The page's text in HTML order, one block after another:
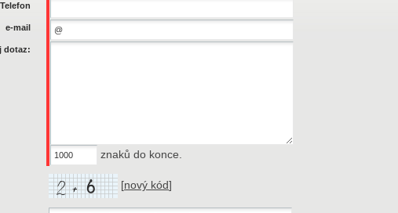
Telefon
e-mail
dotaz:
znaků do konce.
[nový kód]